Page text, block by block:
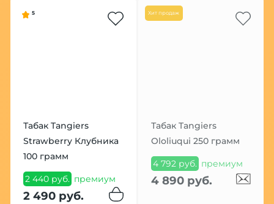
5
Табак Tangiers
Strawberry Клубника
100 грамм
2 440 руб. премиум
2 490 руб.
Хит продаж
Табак Tangiers
Ololiuqui 250 грамм
4 792 руб. премиум
4 890 руб.